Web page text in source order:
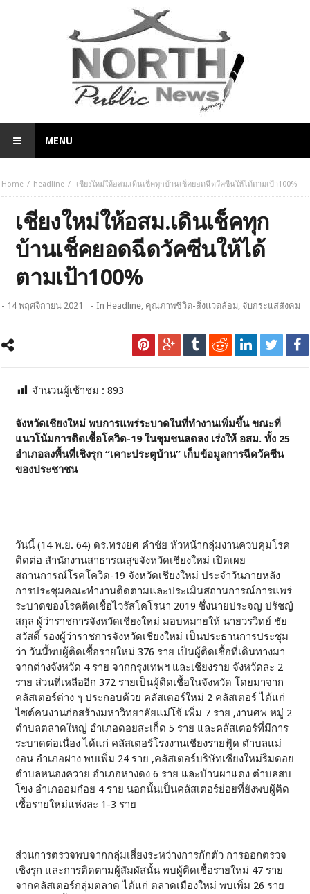
MENU
Home headline เชียงใหม่ให้อสม.เดินเช็คทุกบ้านเช็คยอดฉีดวัคซีนให้ได้ตามเป้า100%
เชียงใหม่ให้อสม.เดินเช็คทุก
บ้านเช็คยอดฉีดวัคซีนให้ได้
ตามเป้า100%
- 14 พฤศจิกายน 2021 - InHeadline, คุณภาพชีวิต-สิ่งแวดล้อม, จับกระแสสังคม
จำนวนผู้เช้าชม :893
จังหวัดเชียงใหม่ พบการแพร่ระบาดในที่ทำงานเพิ่มขึ้น ขณะที่
แนวโน้มการติดเชื้อโควิด-19 ในชุมชนลดลง เร่งให้ อสม. ทั้ง 25
อำเภอลงพื้นที่เชิงรุก “เคาะประตูบ้าน” เก็บข้อมูลการฉีดวัคซีน
ของประชาชน
วันนี้ (14 พ.ย. 64) ดร.ทรงยศ คำชัย หัวหน้ากลุ่มงานควบคุมโรค
ติดต่อ สำนักงานสาธารณสุขจังหวัดเชียงใหม่ เปิดเผย
สถานการณ์โรคโควิด-19 จังหวัดเชียงใหม่ ประจำวันภายหลัง
การประชุมคณะทำงานติดตามและประเมินสถานการณ์การแพร่
ระบาดของโรคติดเชื้อไวรัสโคโรนา 2019 ซึ่งนายประจญ ปรัชญ์
สกุล ผู้ว่าราชการจังหวัดเชียงใหม่ มอบหมายให้ นายวรวิทย์ ชัย
สวัสดิ์ รองผู้ว่าราชการจังหวัดเชียงใหม่ เป็นประธานการประชุม
ว่า วันนี้พบผู้ติดเชื้อรายใหม่ 376 ราย เป็นผู้ติดเชื้อที่เดินทางมา
จากต่างจังหวัด 4 ราย จากกรุงเทพฯ และเชียงราย จังหวัดละ 2
ราย ส่วนที่เหลืออีก 372 รายเป็นผู้ติดเชื้อในจังหวัด โดยมาจาก
คลัสเตอร์ต่าง ๆ ประกอบด้วย คลัสเตอร์ใหม่ 2 คลัสเตอร์ ได้แก่
ไซต์คนงานก่อสร้างมหาวิทยาลัยแม่โจ้ เพิ่ม 7 ราย ,งานศพ หมู่ 2
ตำบลตลาดใหญ่ อำเภอดอยสะเก็ด 5 ราย และคลัสเตอร์ที่มีการ
ระบาดต่อเนื่อง ได้แก่ คลัสเตอร์โรงงานเชียงรายฟู้ด ตำบลแม่
งอน อำเภอฝาง พบเพิ่ม 24 ราย ,คลัสเตอร์บริษัทเชียงใหม่ริมดอย
ตำบลหนองควาย อำเภอหางดง 6 ราย และบ้านผาแดง ตำบลสบ
โขง อำเภออมก๋อย 4 ราย นอกนั้นเป็นคลัสเตอร์ย่อยที่ยังพบผู้ติด
เชื้อรายใหม่แห่งละ 1-3 ราย
ส่วนการตรวจพบจากกลุ่มเสี่ยงระหว่างการกักตัว การออกตรวจ
เชิงรุก และการติดตามผู้สัมผัสนั้น พบผู้ติดเชื้อรายใหม่ 47 ราย
จากคลัสเตอร์กลุ่มตลาด ได้แก่ ตลาดเมืองใหม่ พบเพิ่ม 26 ราย